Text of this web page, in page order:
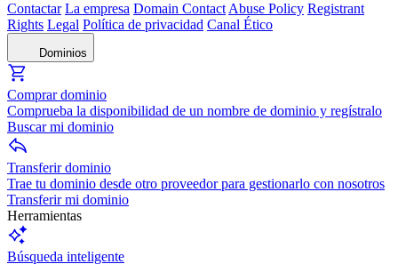
Contactar La empresa Domain Contact Abuse Policy Registrant
Rights Legal Política de privacidad Canal Ético
Dominios
Comprar dominio
Comprueba la disponibilidad de un nombre de dominio y regístralo
Buscar mi dominio
Transferir dominio
Trae tu dominio desde otro proveedor para gestionarlo con nosotros
Transferir mi dominio
Herramientas
Búsqueda inteligente